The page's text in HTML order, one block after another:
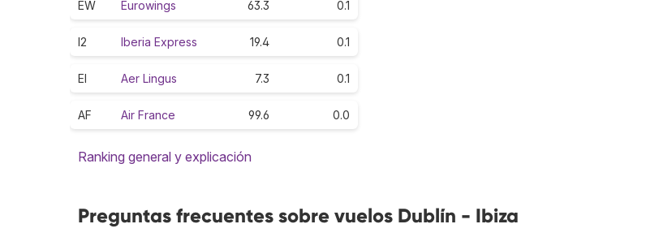
EW Eurowings 63.3 0.1
I2 Iberia Express 19.4 0.1
EI Aer Lingus 7.3 0.1
AF Air France 99.6 0.0
Ranking general y explicación
Preguntas frecuentes sobre vuelos Dublín - Ibiza